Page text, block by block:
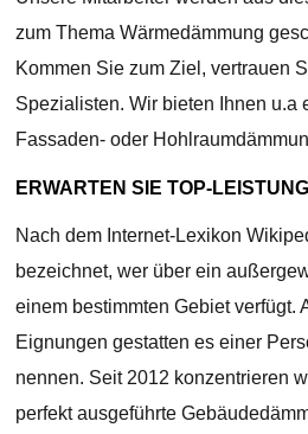
zum Thema Wärmedämmung
Kommen Sie zum Ziel, vertrauen
Spezialisten. Wir bieten Ihnen u.a
Fassaden- oder
ERWARTEN SIE TOP-
Nach dem Internet-Lexikon
bezeichnet, wer über ein
einem bestimmten Gebiet verfügt.
Eignungen gestatten es einer
nennen. Seit 2012 konzentrieren
perfekt ausgeführte